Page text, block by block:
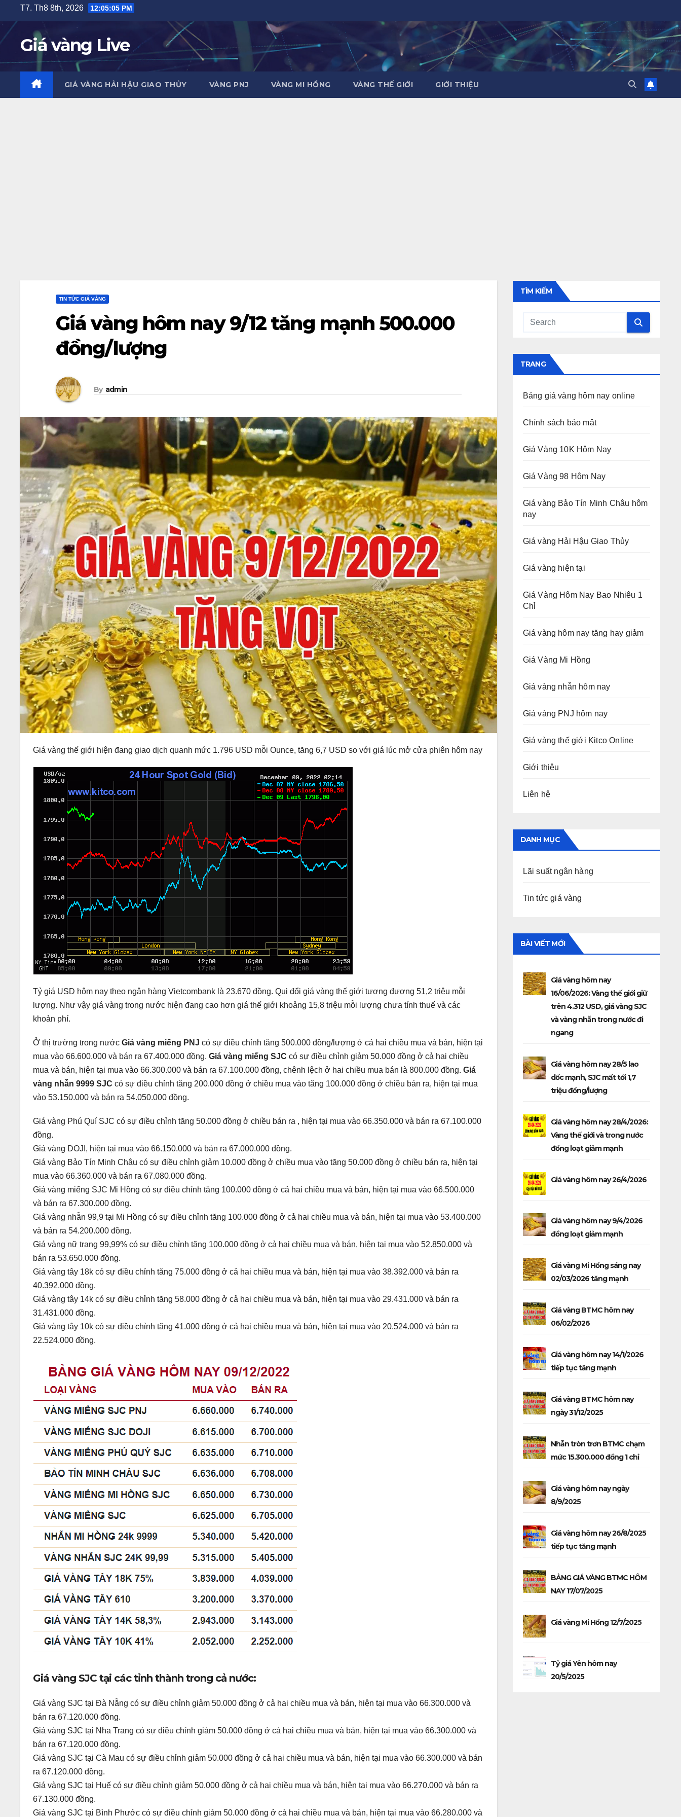
content
T7. Th8 8th, 2026 12:05:06 PM
Giá vàng Live
GIÁ VÀNG HẢI HẬU GIAO THỦY VÀNG PNJ VÀNG MI HỒNG VÀNG THẾ GIỚI GIỚI THIỆU
TIN TỨC GIÁ VÀNG
Giá vàng hôm nay 9/12 tăng mạnh 500.000
đồng/lượng
By admin
Giá vàng thế giới hiện đang giao dịch quanh mức 1.796 USD mỗi Ounce, tăng 6,7 USD so với giá lúc mở cửa phiên hôm nay
Tỷ giá USD hôm nay theo ngân hàng Vietcombank là 23.670 đồng. Qui đổi giá vàng thế giới tương đương 51,2 triệu mỗi
lượng. Như vậy giá vàng trong nước hiện đang cao hơn giá thế giới khoảng 15,8 triệu mỗi lượng chưa tính thuế và các
khoản phí.
Ở thị trường trong nước Giá vàng miếng PNJ có sự điều chỉnh tăng 500.000 đồng/lượng ở cả hai chiều mua và bán, hiện tại
mua vào 66.600.000 và bán ra 67.400.000 đồng. Giá vàng miếng SJC có sự điều chỉnh giảm 50.000 đồng ở cả hai chiều
mua và bán, hiện tại mua vào 66.300.000 và bán ra 67.100.000 đồng, chênh lệch ở hai chiều mua bán là 800.000 đồng. Giá
vàng nhẫn 9999 SJC có sự điều chỉnh tăng 200.000 đồng ở chiều mua vào tăng 100.000 đồng ở chiều bán ra, hiện tại mua
vào 53.150.000 và bán ra 54.050.000 đồng.
Giá vàng Phú Quí SJC có sự điều chỉnh tăng 50.000 đồng ở chiều bán ra , hiện tại mua vào 66.350.000 và bán ra 67.100.000
đồng.
Giá vàng DOJI, hiện tại mua vào 66.150.000 và bán ra 67.000.000 đồng.
Giá vàng Bảo Tín Minh Châu có sự điều chỉnh giảm 10.000 đồng ở chiều mua vào tăng 50.000 đồng ở chiều bán ra, hiện tại
mua vào 66.360.000 và bán ra 67.080.000 đồng.
Giá vàng miếng SJC Mi Hồng có sự điều chỉnh tăng 100.000 đồng ở cả hai chiều mua và bán, hiện tại mua vào 66.500.000
và bán ra 67.300.000 đồng.
Giá vàng nhẫn 99,9 tại Mi Hồng có sự điều chỉnh tăng 100.000 đồng ở cả hai chiều mua và bán, hiện tại mua vào 53.400.000
và bán ra 54.200.000 đồng.
Giá vàng nữ trang 99,99% có sự điều chỉnh tăng 100.000 đồng ở cả hai chiều mua và bán, hiện tại mua vào 52.850.000 và
bán ra 53.650.000 đồng.
Giá vàng tây 18k có sự điều chỉnh tăng 75.000 đồng ở cả hai chiều mua và bán, hiện tại mua vào 38.392.000 và bán ra
40.392.000 đồng.
Giá vàng tây 14k có sự điều chỉnh tăng 58.000 đồng ở cả hai chiều mua và bán, hiện tại mua vào 29.431.000 và bán ra
31.431.000 đồng.
Giá vàng tây 10k có sự điều chỉnh tăng 41.000 đồng ở cả hai chiều mua và bán, hiện tại mua vào 20.524.000 và bán ra
22.524.000 đồng.
Giá vàng SJC tại các tỉnh thành trong cả nước:
Giá vàng SJC tại Đà Nẵng có sự điều chỉnh giảm 50.000 đồng ở cả hai chiều mua và bán, hiện tại mua vào 66.300.000 và
bán ra 67.120.000 đồng.
Giá vàng SJC tại Nha Trang có sự điều chỉnh giảm 50.000 đồng ở cả hai chiều mua và bán, hiện tại mua vào 66.300.000 và
bán ra 67.120.000 đồng.
Giá vàng SJC tại Cà Mau có sự điều chỉnh giảm 50.000 đồng ở cả hai chiều mua và bán, hiện tại mua vào 66.300.000 và bán
ra 67.120.000 đồng.
Giá vàng SJC tại Huế có sự điều chỉnh giảm 50.000 đồng ở cả hai chiều mua và bán, hiện tại mua vào 66.270.000 và bán ra
67.130.000 đồng.
Giá vàng SJC tại Bình Phước có sự điều chỉnh giảm 50.000 đồng ở cả hai chiều mua và bán, hiện tại mua vào 66.280.000 và
TÌM KIẾM
TRANG
Bảng giá vàng hôm nay online
Chính sách bảo mật
Giá Vàng 10K Hôm Nay
Giá Vàng 98 Hôm Nay
Giá vàng Bảo Tín Minh Châu hôm
nay
Giá vàng Hải Hậu Giao Thủy
Giá vàng hiện tại
Giá Vàng Hôm Nay Bao Nhiêu 1
Chỉ
Giá vàng hôm nay tăng hay giảm
Giá Vàng Mi Hồng
Giá vàng nhẫn hôm nay
Giá vàng PNJ hôm nay
Giá vàng thế giới Kitco Online
Giới thiệu
Liên hệ
DANH MỤC
Lãi suất ngân hàng
Tin tức giá vàng
BÀI VIẾT MỚI
Giá vàng hôm nay
16/06/2026: Vàng thế giới giữ
trên 4.312 USD, giá vàng SJC
và vàng nhẫn trong nước đi
ngang
Giá vàng hôm nay 28/5 lao
dốc mạnh, SJC mất tới 1,7
triệu đồng/lượng
Giá vàng hôm nay 28/4/2026:
Vàng thế giới và trong nước
đồng loạt giảm mạnh
Giá vàng hôm nay 26/4/2026
Giá vàng hôm nay 9/4/2026
đồng loạt giảm mạnh
Giá vàng Mi Hồng sáng nay
02/03/2026 tăng mạnh
Giá vàng BTMC hôm nay
06/02/2026
Giá vàng hôm nay 14/1/2026
tiếp tục tăng mạnh
Giá vàng BTMC hôm nay
ngày 31/12/2025
Nhẫn tròn trơn BTMC chạm
mức 15.300.000 đồng 1 chỉ
Giá vàng hôm nay ngày
8/9/2025
Giá vàng hôm nay 26/8/2025
tiếp tục tăng mạnh
BẢNG GIÁ VÀNG BTMC HÔM
NAY 17/07/2025
Giá vàng Mi Hồng 12/7/2025
Tỷ giá Yên hôm nay
20/5/2025